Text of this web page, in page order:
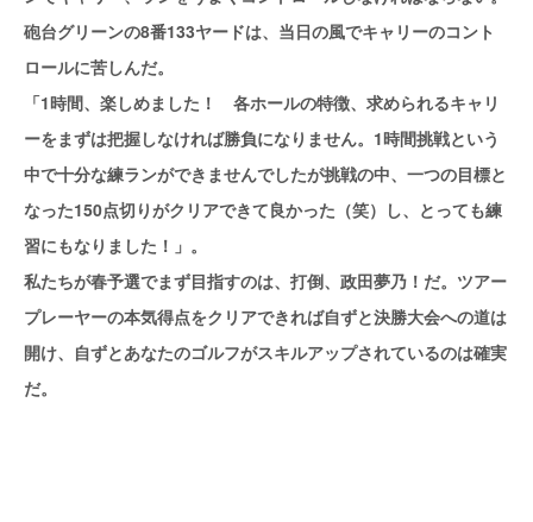
砲台グリーンの8番133ヤードは、当日の風でキャリーのコント
ロールに苦しんだ。
「1時間、楽しめました！ 各ホールの特徴、求められるキャリ
ーをまずは把握しなければ勝負になりません。1時間挑戦という
中で十分な練ランができませんでしたが挑戦の中、一つの目標と
なった150点切りがクリアできて良かった（笑）し、とっても練
習にもなりました！」。
私たちが春予選でまず目指すのは、打倒、政田夢乃！だ。ツアー
プレーヤーの本気得点をクリアできれば自ずと決勝大会への道は
開け、自ずとあなたのゴルフがスキルアップされているのは確実
だ。